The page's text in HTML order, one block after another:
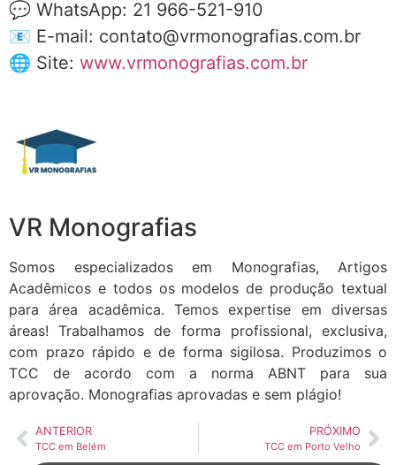
💬 WhatsApp: 21 966-521-910
📧 E-mail: contato@vrmonografias.com.br
🌐 Site: www.vrmonografias.com.br
VR Monografias
Somos especializados em Monografias, Artigos
Acadêmicos e todos os modelos de produção textual
para área acadêmica. Temos expertise em diversas
áreas! Trabalhamos de forma profissional, exclusiva,
com prazo rápido e de forma sigilosa. Produzimos o
TCC de acordo com a norma ABNT para sua
aprovação. Monografias aprovadas e sem plágio!
ANTERIOR
TCC em Belém
PRÓXIMO
TCC em Porto Velho